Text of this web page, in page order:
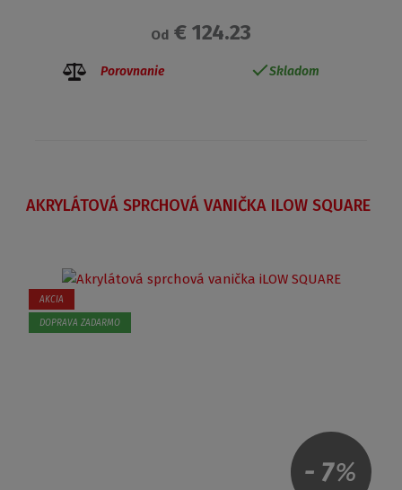
Od € 124.23
Porovnanie Skladom
AKRYLÁTOVÁ SPRCHOVÁ VANIČKA ILOW SQUARE
- 7%
AKCIA
DOPRAVA ZADARMO